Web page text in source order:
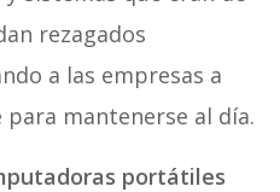
rezagados
a las empresas a
mantenerse al día.
portátiles